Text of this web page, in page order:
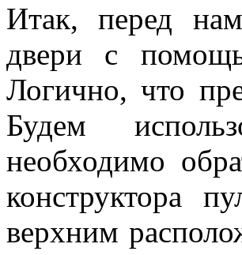
Итак, перед
двери с
Логично, что
Будем
необходимо
конструктора
верхним